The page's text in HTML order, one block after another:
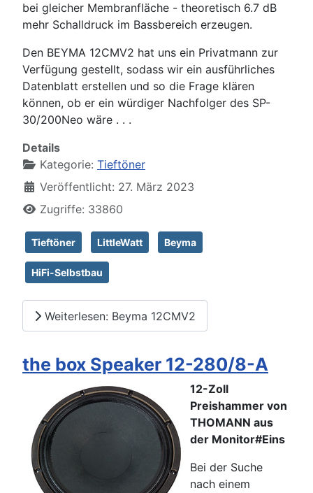
bei gleicher Membranfläche - theoretisch 6.7 dB
mehr Schalldruck im Bassbereich erzeugen.
Den BEYMA 12CMV2 hat uns ein Privatmann zur
Verfügung gestellt, sodass wir ein ausführliches
Datenblatt erstellen und so die Frage klären
können, ob er ein würdiger Nachfolger des SP-
30/200Neo wäre . . .
Details
Kategorie: Tieftöner
Veröffentlicht: 27. März 2023
Zugriffe: 33860
Tieftöner LittleWatt Beyma
HiFi-Selbstbau
Weiterlesen: Beyma 12CMV2
the box Speaker 12-280/8-A
12-Zoll
Preishammer von
THOMANN aus
der Monitor#Eins
Bei der Suche
nach einem